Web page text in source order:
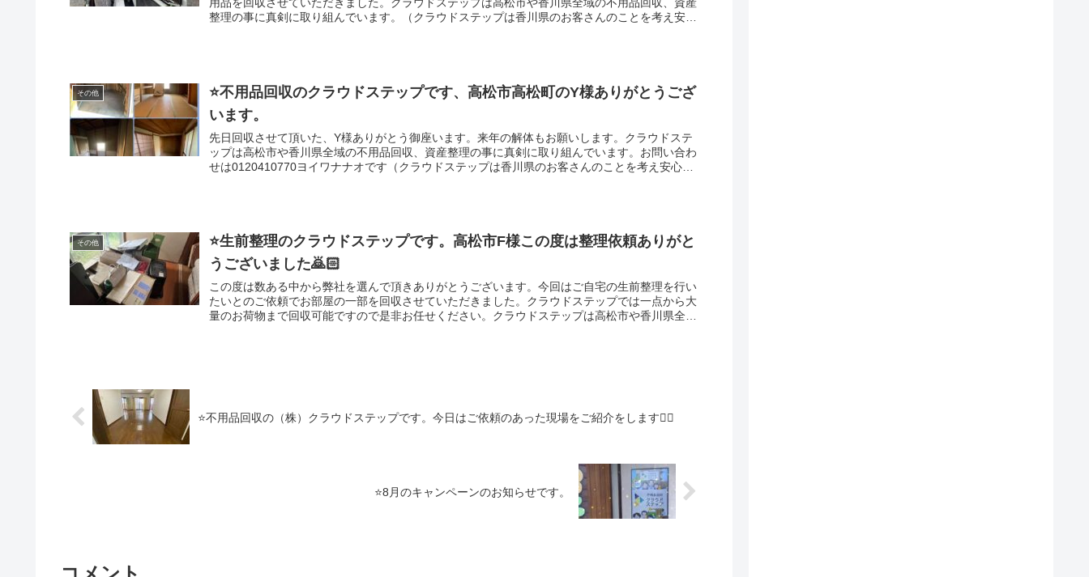
整理の事に真剣に取り組んでいます。（クラウドステップは香川県のお客さんのことを考え安心
その他
⭐️不用品回収のクラウドステップです、高松市高松町のY様ありがとうござ
います。
先日回収させて頂いた、Y様ありがとう御座います。来年の解体もお願いします。クラウドステ
ップは高松市や香川県全域の不用品回収、資産整理の事に真剣に取り組んでいます。お問い合わ
せは0120410770ヨイワナナオです（クラウドステップは香川県のお客さんのことを考え安心安
その他
⭐️生前整理のクラウドステップです。高松市F様この度は整理依頼ありがと
うございました🙇🏻
この度は数ある中から弊社を選んで頂きありがとうございます。今回はご自宅の生前整理を行い
たいとのご依頼でお部屋の一部を回収させていただきました。クラウドステップでは一点から大
量のお荷物まで回収可能ですので是非お任せください。クラウドステップは高松市や香川県全域
⭐️不用品回収の（株）クラウドステップです。今日はご依頼のあった現場をご紹介をします🙇‍♀️
⭐️8月のキャンペーンのお知らせです。